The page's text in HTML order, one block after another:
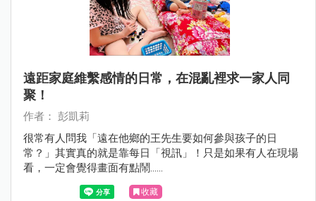
遠距家庭維繫感情的日常，在混亂裡求一家人同
聚！
作者： 彭凱莉
很常有人問我「遠在他鄉的王先生要如何參與孩子的日
常？」其實真的就是靠每日「視訊」！只是如果有人在現場
看，一定會覺得畫面有點鬧......
收藏